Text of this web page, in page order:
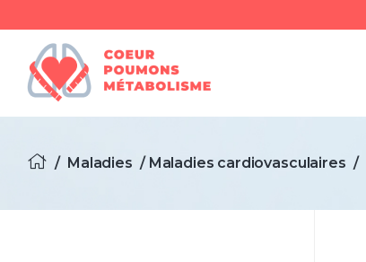
/ Maladies / Maladies cardiovasculaires /